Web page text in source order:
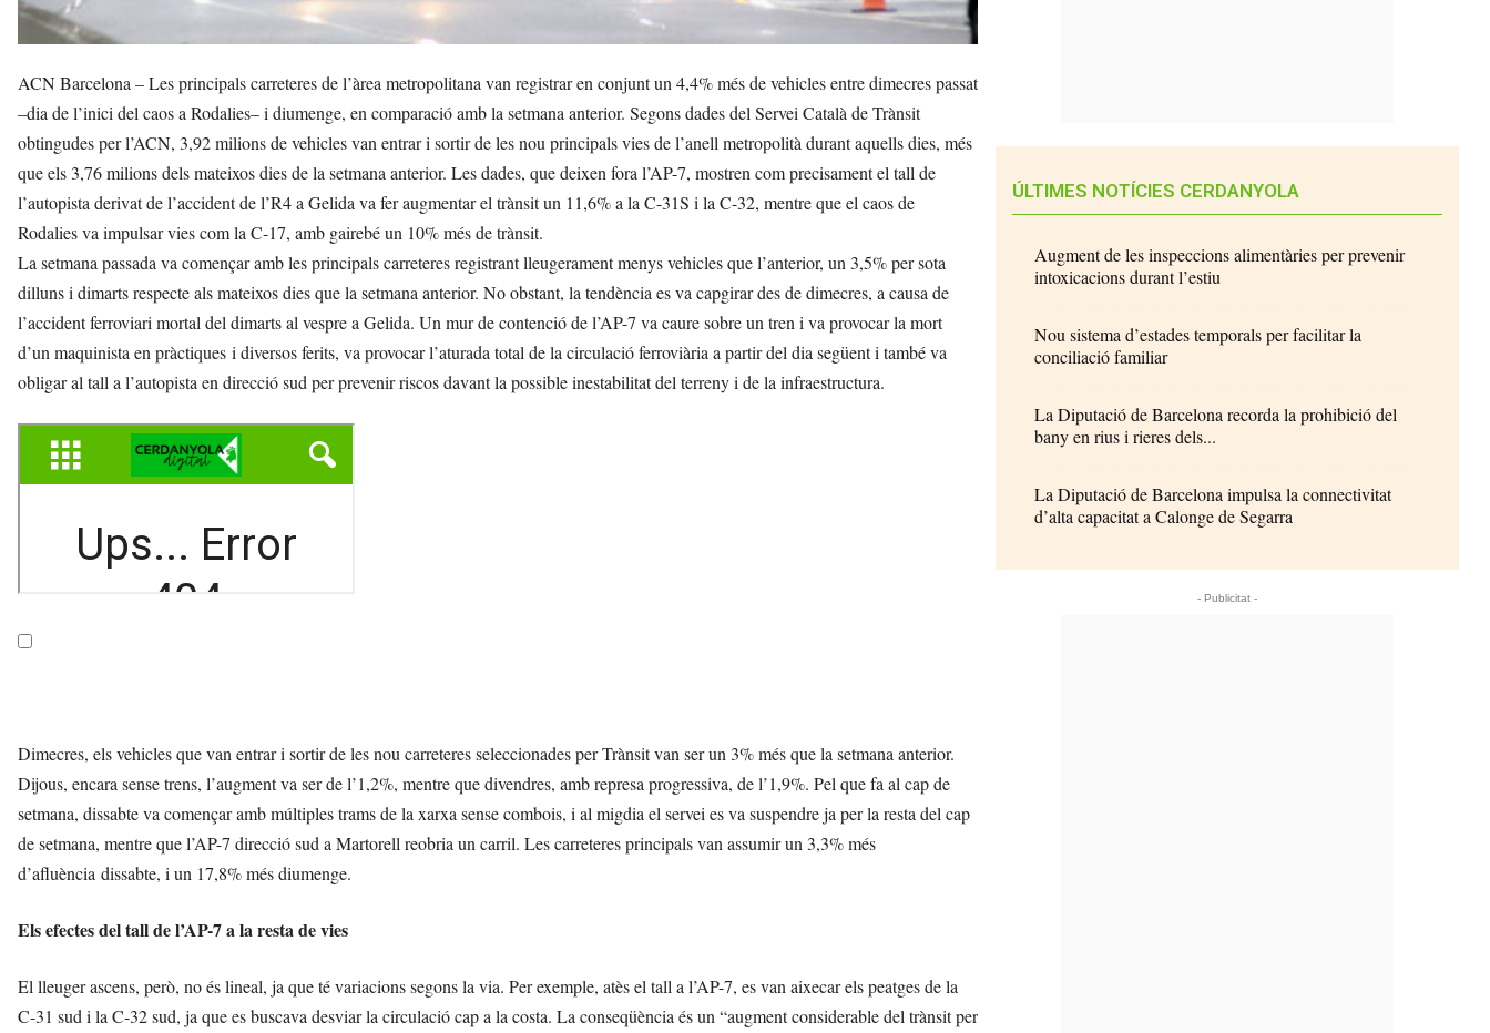
ACN Barcelona – Les principals carreteres de l’àrea metropolitana van registrar en conjunt un 4,4% més de vehicles entre dimecres passat
–dia de l’inici del caos a Rodalies– i diumenge, en comparació amb la setmana anterior. Segons dades del Servei Català de Trànsit
obtingudes per l’ACN, 3,92 milions de vehicles van entrar i sortir de les nou principals vies de l’anell metropolità durant aquells dies, més
que els 3,76 milions dels mateixos dies de la setmana anterior. Les dades, que deixen fora l’AP-7, mostren com precisament el tall de
l’autopista derivat de l’accident de l’R4 a Gelida va fer augmentar el trànsit un 11,6% a la C-31S i la C-32, mentre que el caos de
Rodalies va impulsar vies com la C-17, amb gairebé un 10% més de trànsit.
La setmana passada va començar amb les principals carreteres registrant lleugerament menys vehicles que l’anterior, un 3,5% per sota
dilluns i dimarts respecte als mateixos dies que la setmana anterior. No obstant, la tendència es va capgirar des de dimecres, a causa de
l’accident ferroviari mortal del dimarts al vespre a Gelida. Un mur de contenció de l’AP-7 va caure sobre un tren i va provocar la mort
d’un maquinista en pràctiques i diversos ferits, va provocar l’aturada total de la circulació ferroviària a partir del dia següent i també va
obligar al tall a l’autopista en direcció sud per prevenir riscos davant la possible inestabilitat del terreny i de la infraestructura.
Dimecres, els vehicles que van entrar i sortir de les nou carreteres seleccionades per Trànsit van ser un 3% més que la setmana anterior.
Dijous, encara sense trens, l’augment va ser de l’1,2%, mentre que divendres, amb represa progressiva, de l’1,9%. Pel que fa al cap de
setmana, dissabte va començar amb múltiples trams de la xarxa sense combois, i al migdia el servei es va suspendre ja per la resta del cap
de setmana, mentre que l’AP-7 direcció sud a Martorell reobria un carril. Les carreteres principals van assumir un 3,3% més
d’afluència dissabte, i un 17,8% més diumenge.
Els efectes del tall de l’AP-7 a la resta de vies
El lleuger ascens, però, no és lineal, ja que té variacions segons la via. Per exemple, atès el tall a l’AP-7, es van aixecar els peatges de la
C-31 sud i la C-32 sud, ja que es buscava desviar la circulació cap a la costa. La conseqüència és un “augment considerable del trànsit per
ÚLTIMES NOTÍCIES CERDANYOLA
Augment de les inspeccions alimentàries per prevenir
intoxicacions durant l’estiu
Nou sistema d’estades temporals per facilitar la
conciliació familiar
La Diputació de Barcelona recorda la prohibició del
bany en rius i rieres dels...
La Diputació de Barcelona impulsa la connectivitat
d’alta capacitat a Calonge de Segarra
- Publicitat -